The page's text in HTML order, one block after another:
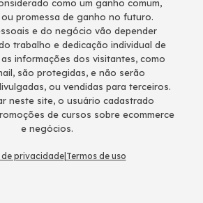
como um ganho comum,
promessa de ganho no futuro.
e do negócio vão depender
trabalho e dedicação individual de
informações dos visitantes, como
são protegidas, e não serão
ou vendidas para terceiros.
neste site, o usuário cadastrado
de cursos sobre ecommerce
e negócios.
privacidade| Termos de uso